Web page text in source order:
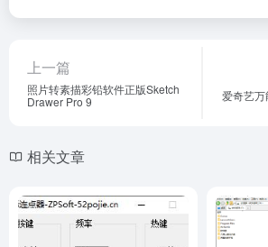
上一篇
照片转素描彩铅软件正版Sketch
Drawer Pro 9
爱奇艺
相关文章